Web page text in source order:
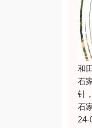
和
石
针
石
24-